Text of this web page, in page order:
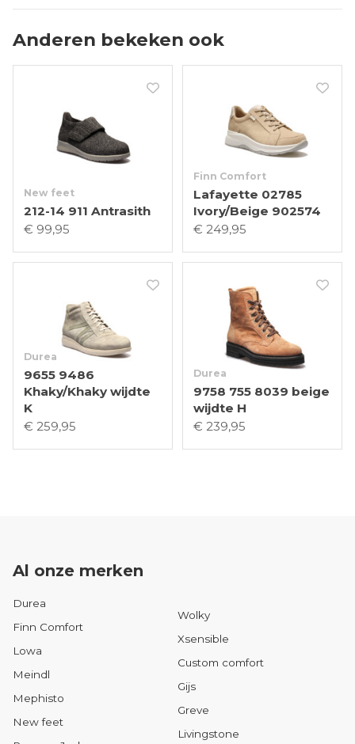
Anderen bekeken ook
New feet
212-14 911 Antrasith
€ 99,95
Finn Comfort
Lafayette 02785
Ivory/Beige 902574
€ 249,95
Durea
9655 9486
Khaky/Khaky wijdte
K
€ 259,95
Durea
9758 755 8039 beige
wijdte H
€ 239,95
Al onze merken
Durea
Finn Comfort
Lowa
Meindl
Mephisto
New feet
Wolky
Xsensible
Custom comfort
Gijs
Greve
Livingstone